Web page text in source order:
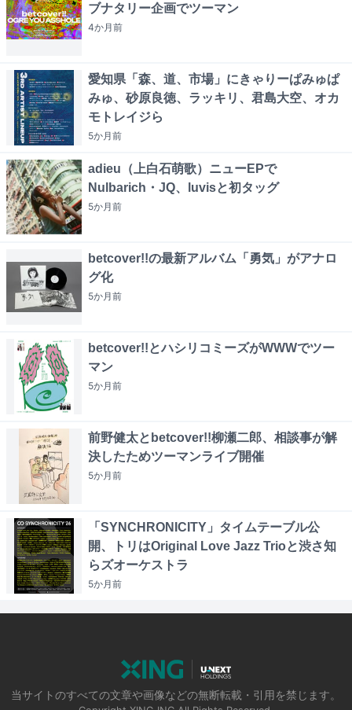
ブナタリー企画でツーマン
4か月前
愛知県「森、道、市場」にきゃりーぱみゅぱ
みゅ、砂原良徳、ラッキリ、君島大空、オカ
モトレイジら
5か月前
adieu（上白石萌歌）ニューEPで
Nulbarich・JQ、luvisと初タッグ
5か月前
betcover!!の最新アルバム「勇気」がアナロ
グ化
5か月前
betcover!!とハシリコミーズがWWWでツー
マン
5か月前
前野健太とbetcover!!柳瀬二郎、相談事が解
決したためツーマンライブ開催
5か月前
「SYNCHRONICITY」タイムテーブル公
開、トリはOriginal Love Jazz Trioと渋さ知
らズオーケストラ
5か月前
当サイトのすべての文章や画像などの無断転載・引用を禁じます。